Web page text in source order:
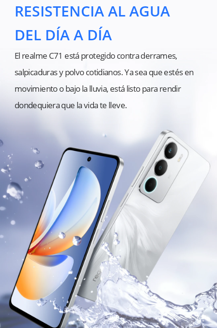
El realme C71 está protegido contra derrames,
salpicaduras y polvo cotidianos. Ya sea que estés en
movimiento o bajo la lluvia, está listo para rendir
dondequiera que la vida te lleve.
RESISTENCIA AL AGUA
DEL DÍA A DÍA